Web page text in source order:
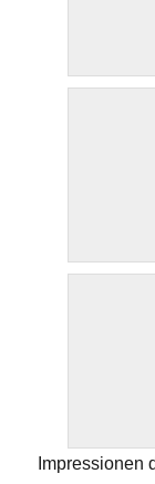
Impressionen